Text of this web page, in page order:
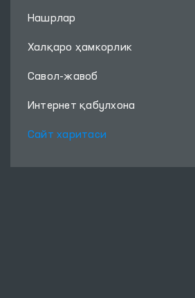
Нашрлар
Халқаро ҳамкорлик
Савол-жавоб
Интернет қабулхона
Сайт харитаси